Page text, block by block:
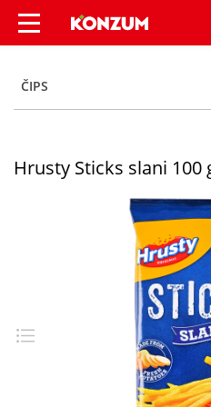
Hrusty Sticks
ČIPS
Hrusty Sticks slani 100